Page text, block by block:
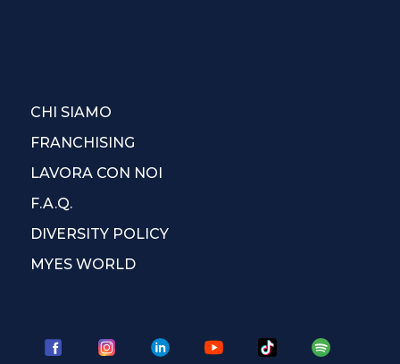
CHI SIAMO
FRANCHISING
LAVORA CON NOI
F.A.Q.
DIVERSITY POLICY
MYES WORLD